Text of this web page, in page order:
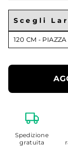
Scegli
Larghezza
120 CM -
Spedizione
gratuita